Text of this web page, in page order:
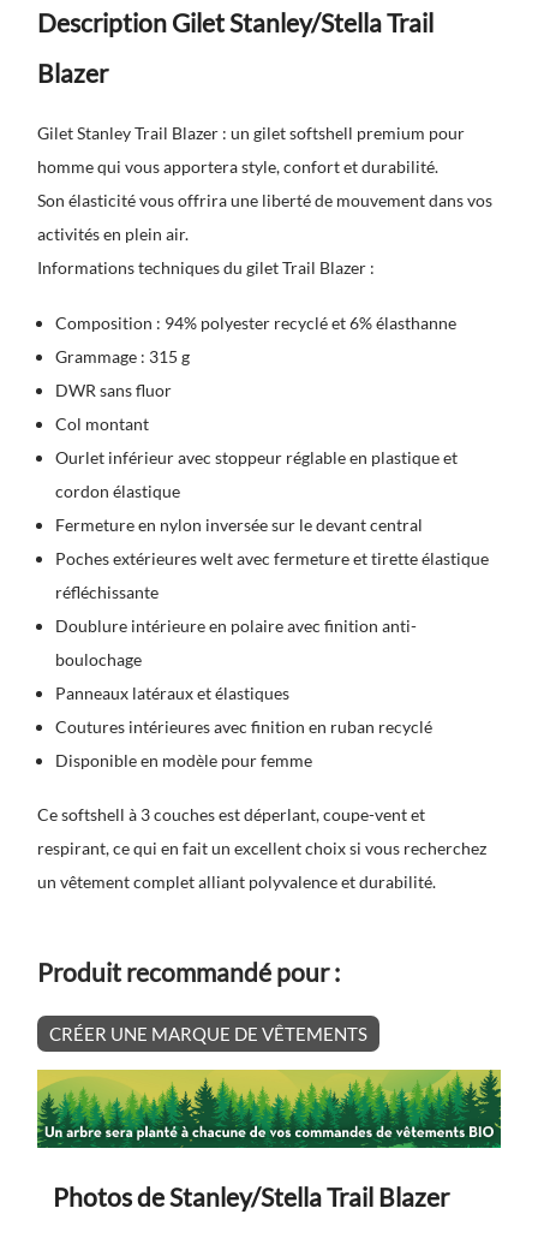
Description Gilet Stanley/Stella Trail
Blazer
Gilet Stanley Trail Blazer : un gilet softshell premium pour
homme qui vous apportera style, confort et durabilité.
Son élasticité vous offrira une liberté de mouvement dans vos
activités en plein air.
Informations techniques du gilet Trail Blazer :
Composition : 94% polyester recyclé et 6% élasthanne
Grammage : 315 g
DWR sans fluor
Col montant
Ourlet inférieur avec stoppeur réglable en plastique et
cordon élastique
Fermeture en nylon inversée sur le devant central
Poches extérieures welt avec fermeture et tirette élastique
réfléchissante
Doublure intérieure en polaire avec finition anti-
boulochage
Panneaux latéraux et élastiques
Coutures intérieures avec finition en ruban recyclé
Disponible en modèle pour femme
Ce softshell à 3 couches est déperlant, coupe-vent et
respirant, ce qui en fait un excellent choix si vous recherchez
un vêtement complet alliant polyvalence et durabilité.
Produit recommandé pour :
CRÉER UNE MARQUE DE VÊTEMENTS
Photos de Stanley/Stella Trail Blazer